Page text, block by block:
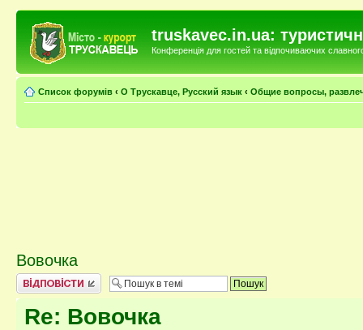
truskavec.in.ua:
Конференція для гостей та відпочиваючих
Список форумів ‹ О Трускавце, Русский язык ‹ Общие вопросы,
Вовочка
Відповісти
Re: Вовочка